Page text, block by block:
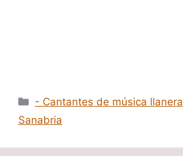
Categorías
- Cantantes de música llanera
Sanabria